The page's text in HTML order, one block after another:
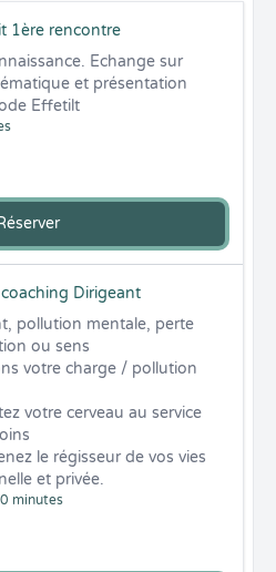
1ère rencontre
Echange sur
et présentation
Effetilt
Dirigeant
minutes
pollution mentale, perte
ou sens
votre charge / pollution
votre cerveau au service
le régisseur de vos vies
et privée.